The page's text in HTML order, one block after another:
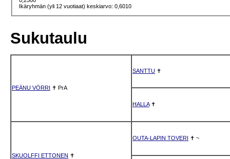
Ikäryhmän (yli 12 vuotiaat) keskiarvo: 0,6010
Sukutaulu
PEÄNU VÖRRI ✝ PrA
SANTTU ✝
HALLA✝
SKUOLFFI ETTONEN ✝
OUTA-LAPIN TOVERI ✝ ~